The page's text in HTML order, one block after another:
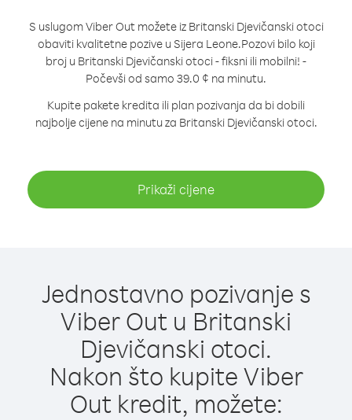
S uslugom Viber Out možete iz Britanski Djevičanski otoci
obaviti kvalitetne pozive u Sijera Leone.Pozovi bilo koji
broj u Britanski Djevičanski otoci - fiksni ili mobilni! -
Počevši od samo 39.0 ¢ na minutu.
Kupite pakete kredita ili plan pozivanja da bi dobili
najbolje cijene na minutu za Britanski Djevičanski otoci.
Prikaži cijene
Jednostavno pozivanje s
Viber Out u Britanski
Djevičanski otoci.
Nakon što kupite Viber
Out kredit, možete: